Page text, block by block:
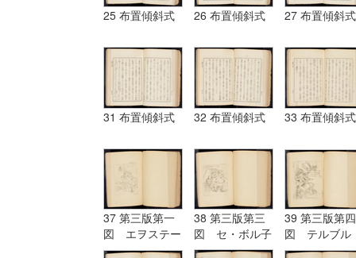
25 布置傾斜式 26 布置傾斜式 27 布置傾斜式
31 布置傾斜式 32 布置傾斜式 33 布置傾斜式
37 第三版第一
図 エヲステー
ド Aostade
38 第三版第三
図 セ・ボル子
ツト I.Burnet
39 第三版第四
図 テルブル
グ terburg